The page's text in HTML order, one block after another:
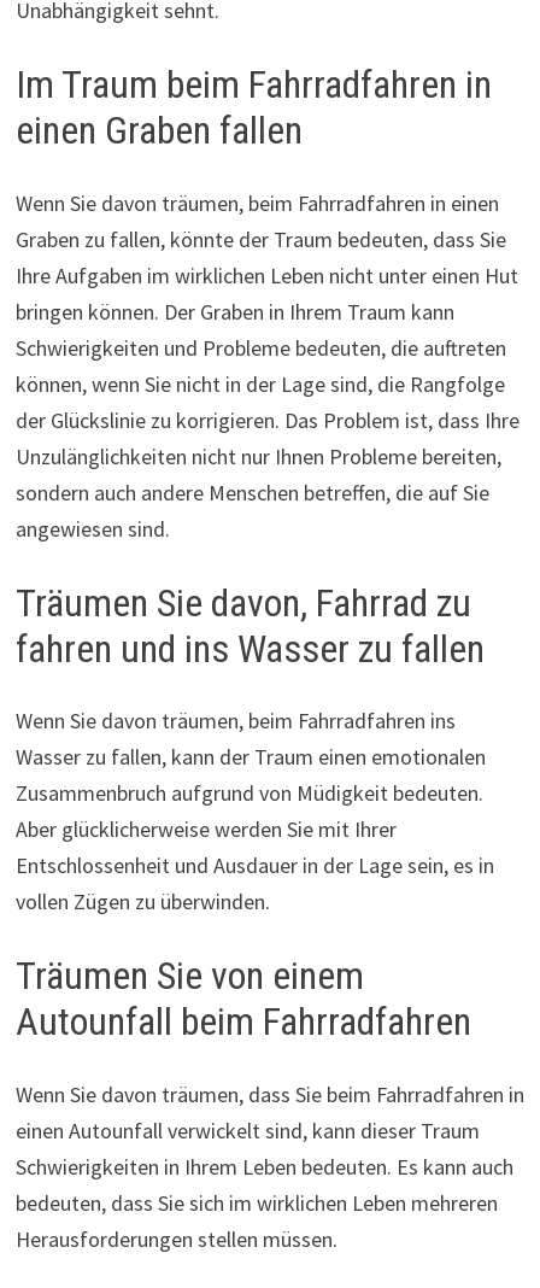
Unabhängigkeit sehnt.
Im Traum beim Fahrradfahren in
einen Graben fallen
Wenn Sie davon träumen, beim Fahrradfahren in einen
Graben zu fallen, könnte der Traum bedeuten, dass Sie
Ihre Aufgaben im wirklichen Leben nicht unter einen Hut
bringen können. Der Graben in Ihrem Traum kann
Schwierigkeiten und Probleme bedeuten, die auftreten
können, wenn Sie nicht in der Lage sind, die Rangfolge
der Glückslinie zu korrigieren. Das Problem ist, dass Ihre
Unzulänglichkeiten nicht nur Ihnen Probleme bereiten,
sondern auch andere Menschen betreffen, die auf Sie
angewiesen sind.
Träumen Sie davon, Fahrrad zu
fahren und ins Wasser zu fallen
Wenn Sie davon träumen, beim Fahrradfahren ins
Wasser zu fallen, kann der Traum einen emotionalen
Zusammenbruch aufgrund von Müdigkeit bedeuten.
Aber glücklicherweise werden Sie mit Ihrer
Entschlossenheit und Ausdauer in der Lage sein, es in
vollen Zügen zu überwinden.
Träumen Sie von einem
Autounfall beim Fahrradfahren
Wenn Sie davon träumen, dass Sie beim Fahrradfahren in
einen Autounfall verwickelt sind, kann dieser Traum
Schwierigkeiten in Ihrem Leben bedeuten. Es kann auch
bedeuten, dass Sie sich im wirklichen Leben mehreren
Herausforderungen stellen müssen.